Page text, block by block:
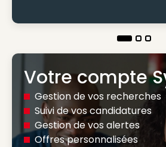
Votre compte
Gestion de vos recherches
Suivi de vos candidatures
Gestion de vos alertes
Offres personnalisées